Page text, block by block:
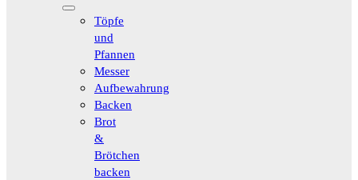
Töpfe
und
Pfannen
Messer
Aufbewahrung
Backen
Brot
&
Brötchen
backen